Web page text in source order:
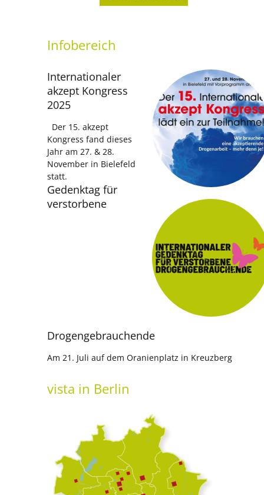
Infobereich
Internationaler
akzept Kongress
2025
Der 15. akzept
Kongress fand dieses
Jahr am 27. & 28.
November in Bielefeld
statt.
Gedenktag für
verstorbene
Drogengebrauchende
Am 21. Juli auf dem Oranienplatz in Kreuzberg
vista in Berlin